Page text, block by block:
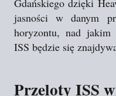
jasności w danym
horyzontu, nad jakim
ISS będzie się
Przeloty ISS